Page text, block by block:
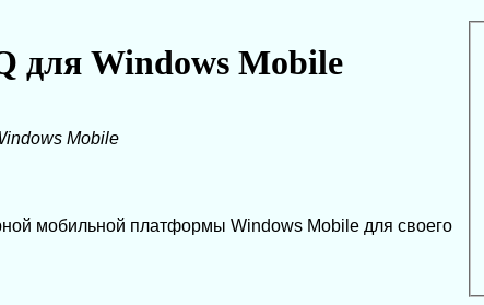
для Windows Mobile
Mobile
мобильной платформы Windows Mobile для своего